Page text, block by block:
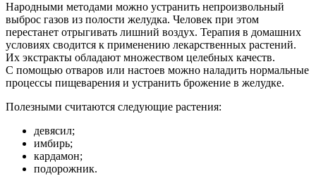
Народными методами можно устранить непроизвольный
выброс газов из полости желудка. Человек при этом
перестанет отрыгивать лишний воздух. Терапия в домашних
условиях сводится к применению лекарственных растений.
Их экстракты обладают множеством целебных качеств.
С помощью отваров или настоев можно наладить нормальные
процессы пищеварения и устранить брожение в желудке.
Полезными считаются следующие растения:
девясил;
имбирь;
кардамон;
подорожник.